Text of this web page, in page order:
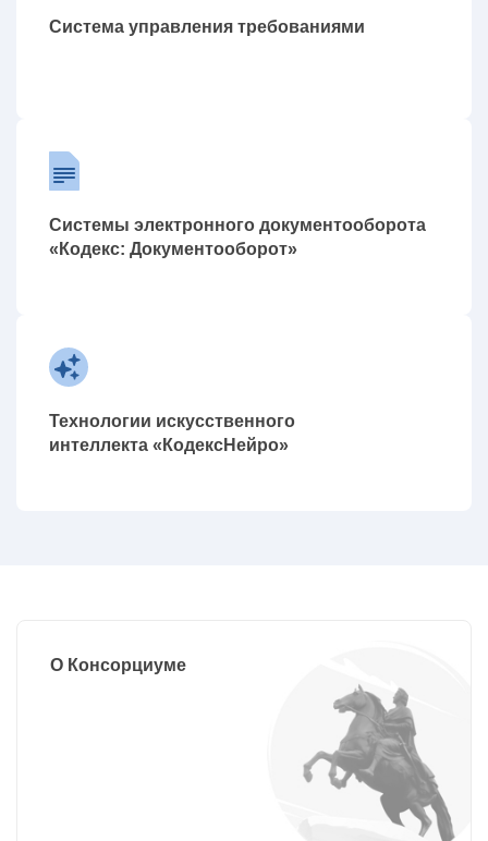
Система управления требованиями
Системы электронного документооборота
«Кодекс: Документооборот»
Технологии искусственного
интеллекта «КодексНейро»
О Консорциуме